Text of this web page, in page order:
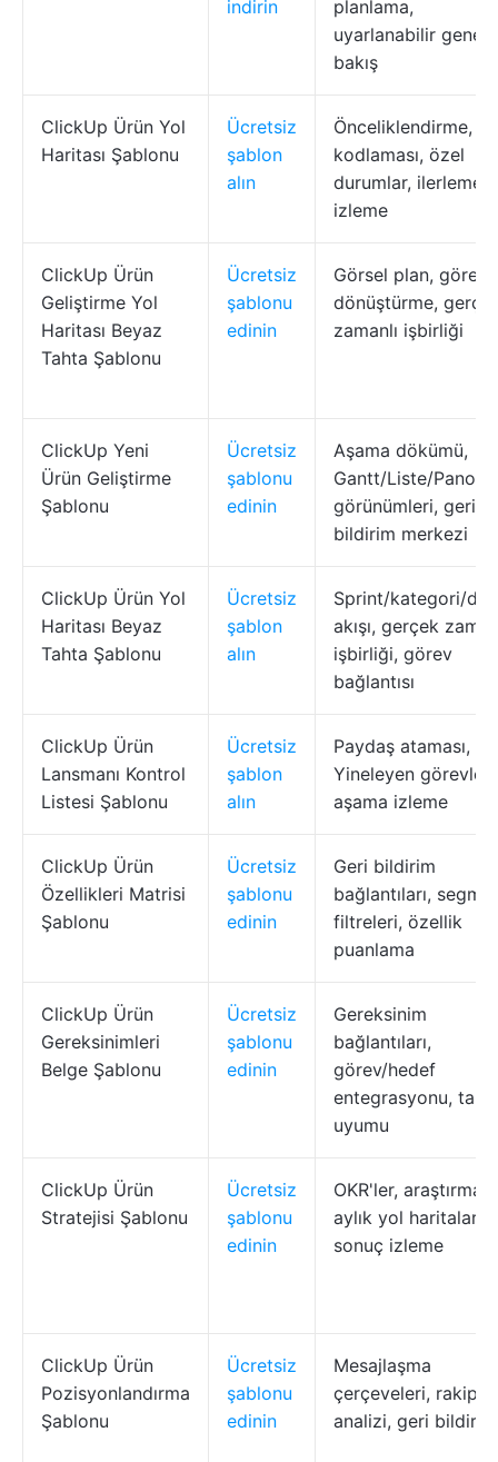
indirin
planlama,
uyarlanabilir genel
bakış
ClickUp Ürün Yol
Haritası Şablonu
Ücretsiz
şablon
alın
Önceliklendirme,
kodlaması, özel
durumlar, ilerleme
izleme
ClickUp Ürün
Geliştirme Yol
Haritası Beyaz
Tahta Şablonu
Ücretsiz
şablonu
edinin
Görsel plan, görev
dönüştürme,
zamanlı işbirliği
ClickUp Yeni
Ürün Geliştirme
Şablonu
Ücretsiz
şablonu
edinin
Aşama dökümü,
Gantt/Liste/Pano
görünümleri, geri
bildirim merkezi
ClickUp Ürün Yol
Haritası Beyaz
Tahta Şablonu
Ücretsiz
şablon
alın
Sprint/kategori/
akışı, gerçek
işbirliği, görev
bağlantısı
ClickUp Ürün
Lansmanı Kontrol
Listesi Şablonu
Ücretsiz
şablon
alın
Paydaş ataması,
Yineleyen görevler,
aşama izleme
ClickUp Ürün
Özellikleri Matrisi
Şablonu
Ücretsiz
şablonu
edinin
Geri bildirim
bağlantıları,
filtreleri, özellik
puanlama
ClickUp Ürün
Gereksinimleri
Belge Şablonu
Ücretsiz
şablonu
edinin
Gereksinim
bağlantıları,
görev/hedef
entegrasyonu,
uyumu
ClickUp Ürün
Stratejisi Şablonu
Ücretsiz
şablonu
edinin
OKR'ler, araştırma,
aylık yol haritaları,
sonuç izleme
ClickUp Ürün
Pozisyonlandırma
Şablonu
Ücretsiz
şablonu
edinin
Mesajlaşma
çerçeveleri, rakip
analizi, geri bildirim